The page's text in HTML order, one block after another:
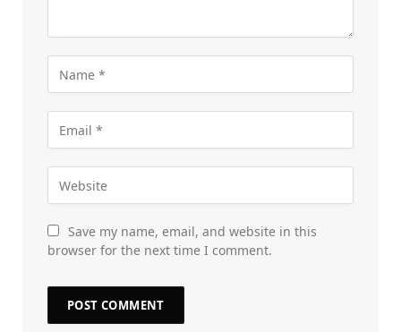
Save my name, email, and website in this
browser for the next time I comment.